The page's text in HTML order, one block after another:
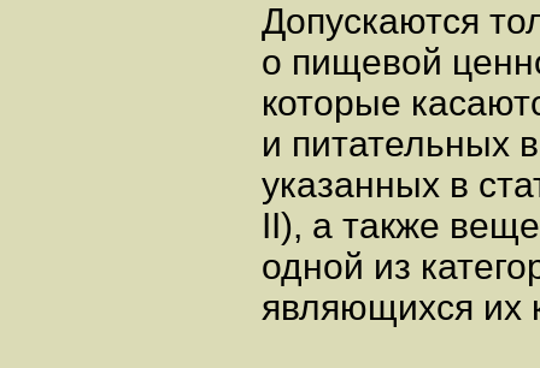
Допускаются
о пищевой
которые
и питательных
указанных в
II), а также
одной из
являющихся их